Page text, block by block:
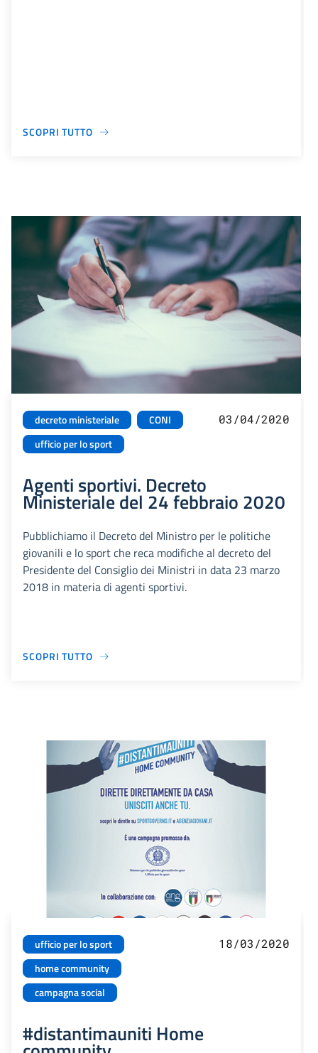
SCOPRI TUTTO
decreto ministeriale
CONI
ufficio per lo sport
03/04/2020
Agenti sportivi. Decreto
Ministeriale del 24 febbraio 2020
Pubblichiamo il Decreto del Ministro per le politiche
giovanili e lo sport che reca modifiche al decreto del
Presidente del Consiglio dei Ministri in data 23 marzo
2018 in materia di agenti sportivi.
SCOPRI TUTTO
ufficio per lo sport
home community
campagna social
18/03/2020
#distantimauniti Home